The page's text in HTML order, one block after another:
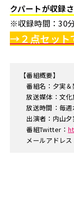
クパートが収録
※収録時間：30
→２点セット
【番組概要】
番組名：夕実＆
放送媒体：文化
放送時間：毎週
出演者：内山夕
番組Twitter：
メールアドレス